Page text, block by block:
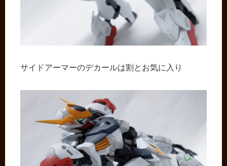
サイドアーマーのデカールは割とお気に入り